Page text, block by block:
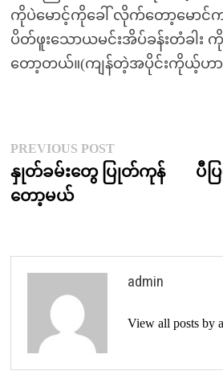
ကိုပဲမောင့်ကိုခေါ် လိုက်တော့မောင်က
ပိတ်ဖူးသောယမင်းအိပ်ခန်းတံခါး
တော့တယ်။(ကျန်တဲ့အပိုင်းကိုယ့်ဟာကို
Post
navigation
PREVIOUS POSTPrevious
post:
နှုတ်ခမ်းတွေ ပြုတ်ကုန်
တော့မယ်
ပီပ
admin
View all posts by